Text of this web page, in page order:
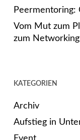
Peermentoring:
Vom Mut zum
zum
KATEGORIEN
Archiv
Aufstieg in